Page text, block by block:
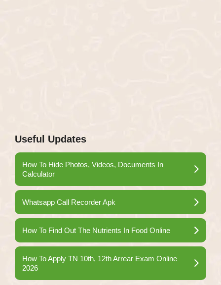
Useful Updates
How To Hide Photos, Videos, Documents In
Calculator
Whatsapp Call Recorder Apk
How To Find Out The Nutrients In Food Online
How To Apply TN 10th, 12th Arrear Exam Online
2026